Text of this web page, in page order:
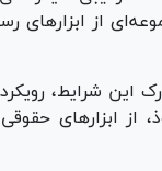
از ابزار‌های
این شرایط،
از ابزار‌های